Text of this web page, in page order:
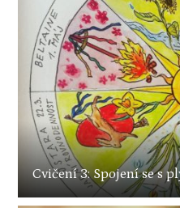
Cvičení 3: Spojení se s